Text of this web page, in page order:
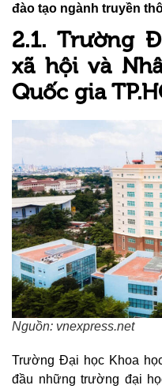
đào tạo ngành truyền
2.1. Trường
xã hội và
Quốc gia
Nguồn: vnexpress.net
Trường Đại học Khoa
đầu những trường đại